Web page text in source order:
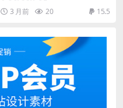
3 月前 20 15.5